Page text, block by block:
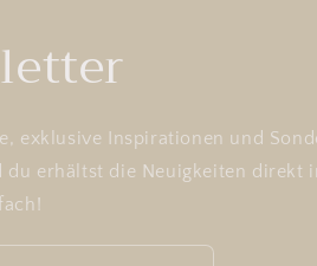
exklusive Inspirationen und
erhältst die Neuigkeiten direkt